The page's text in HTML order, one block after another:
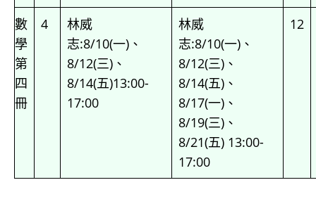
數
學
第
四
冊
4
林威
志:8/10(一)、
8/12(三)、
8/14(五)13:00-
17:00
林威
志:8/10(一)、
8/12(三)、
8/14(五)、
8/17(一)、
8/19(三)、
8/21(五) 13:00-
17:00
12